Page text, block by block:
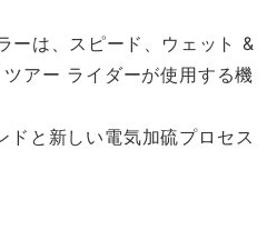
ーは、スピード、ウェット &
アー ライダーが使用する機
と新しい電気加硫プロセス